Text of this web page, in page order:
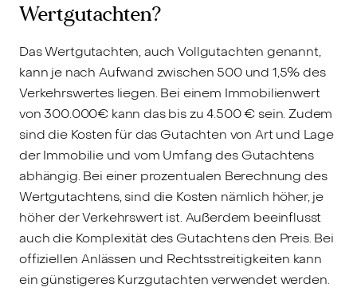
Wertgutachten?
Das Wertgutachten, auch Vollgutachten genannt,
kann je nach Aufwand zwischen 500 und 1,5% des
Verkehrswertes liegen. Bei einem Immobilienwert
von 300.000€ kann das bis zu 4.500 € sein. Zudem
sind die Kosten für das Gutachten von Art und Lage
der Immobilie und vom Umfang des Gutachtens
abhängig. Bei einer prozentualen Berechnung des
Wertgutachtens, sind die Kosten nämlich höher, je
höher der Verkehrswert ist. Außerdem beeinflusst
auch die Komplexität des Gutachtens den Preis. Bei
offiziellen Anlässen und Rechtsstreitigkeiten kann
ein günstigeres Kurzgutachten verwendet werden.